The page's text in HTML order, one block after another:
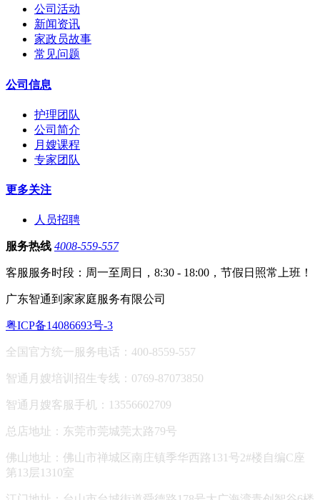
公司活动
新闻资讯
家政员故事
常见问题
公司信息
护理团队
公司简介
月嫂课程
专家团队
更多关注
人员招聘
服务热线 4008-559-557
客服服务时段：周一至周日，8:30 - 18:00，节假日照常上班！
广东智通到家家庭服务有限公司
粤ICP备14086693号-3
全国官方统一服务电话：400-8559-557
智通月嫂培训招生专线：0769-87073850
智通月嫂客服手机：13556602709
总店地址：东莞市莞城莞太路79号
佛山地址： 佛山市禅城区南庄镇季华西路131号2#楼自编C座
第13层1310室